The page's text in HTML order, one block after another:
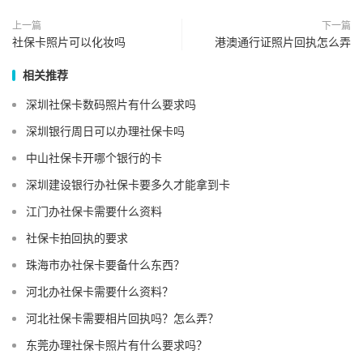
上一篇
社保卡照片可以化妆吗
下一篇
港澳通行证照片回执怎么弄
相关推荐
深圳社保卡数码照片有什么要求吗
深圳银行周日可以办理社保卡吗
中山社保卡开哪个银行的卡
深圳建设银行办社保卡要多久才能拿到卡
江门办社保卡需要什么资料
社保卡拍回执的要求
珠海市办社保卡要备什么东西？
河北办社保卡需要什么资料？
河北社保卡需要相片回执吗？怎么弄？
东莞办理社保卡照片有什么要求吗？